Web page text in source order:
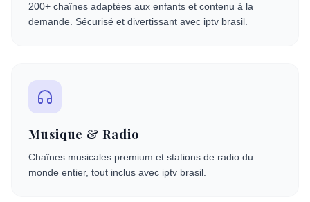
200+ chaînes adaptées aux enfants et contenu à la
demande. Sécurisé et divertissant avec iptv brasil.
Musique & Radio
Chaînes musicales premium et stations de radio du
monde entier, tout inclus avec iptv brasil.